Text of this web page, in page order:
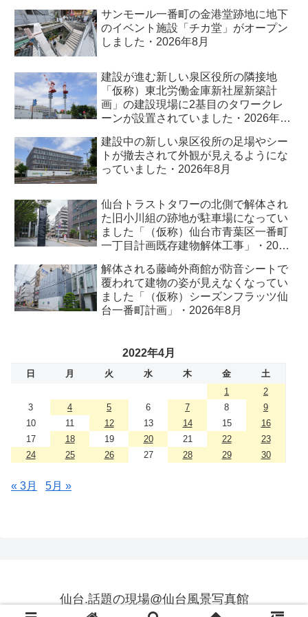
サンモール一番町の金港堂跡地に地下
のイベント施設「チカ堂」がオープン
しました・2026年8月
建設が進む新しい泉区役所の隣接地
「仮称）東北労働金庫新社屋新築計
画」の建設現場に2基目のタワークレ
ーンが設置されていました・2026年8
建設中の新しい泉区役所の足場やシー
トが撤去されて外観が見えるようにな
っていました・2026年8月
仙台トラストタワーの北側で解体され
た旧小川組の跡地が駐車場になってい
ました「（仮称）仙台市青葉区一番町
一丁目計画既存建物解体工事」・2026
解体される藤崎外商館が防音シートで
覆われて建物の姿が見えなくなってい
ました「（仮称）シーズンフラッツ仙
台一番町計画」・2026年8月
2022年4月
日 月 火 水 木 金
土
1
2
3
4 5 6 7 8
9
10
11 12 13 14 15
16
17
18 19 20 21 22
23
24
25 26 27 28 29 30
« 3月 5月 »
仙台.話題の現場@仙台風景写真館